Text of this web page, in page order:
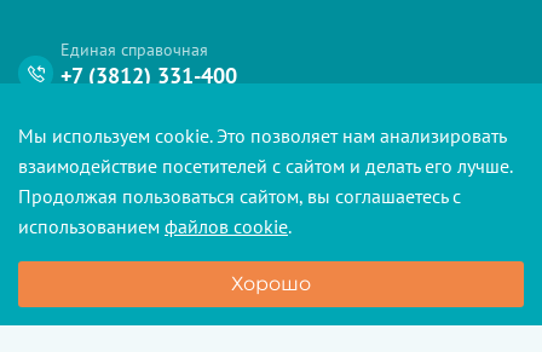
Единая справочная
+7 (3812) 331-400
Чат единой справочной
@Euromedomskbot
Подписка на уведомления
Политика обработки персональных данных
Мы используем cookie. Это позволяет нам анализировать
взаимодействие посетителей с сайтом и делать его лучше.
Продолжая пользоваться сайтом, вы соглашаетесь с
использованием файлов cookie.
Хорошо